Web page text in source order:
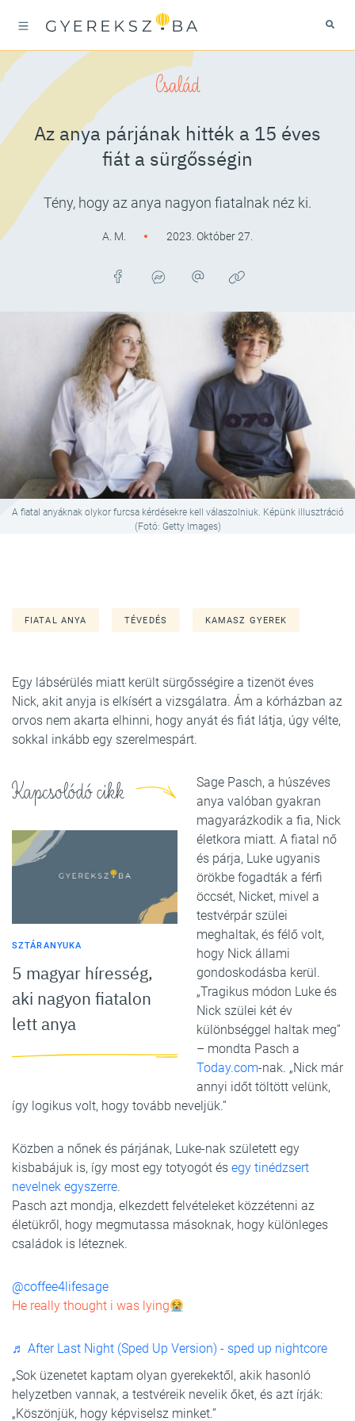
Család
Az anya párjának hitték a 15 éves
fiát a sürgősségin
Tény, hogy az anya nagyon fiatalnak néz ki.
A. M. 2023. Október 27.
A fiatal anyáknak olykor furcsa kérdésekre kell válaszolniuk. Képünk illusztráció
(Fotó: Getty Images)
FIATAL ANYA TÉVEDÉS KAMASZ GYEREK
Egy lábsérülés miatt került sürgősségire a tizenöt éves
Nick, akit anyja is elkísért a vizsgálatra. Ám a kórházban az
orvos nem akarta elhinni, hogy anyát és fiát látja, úgy vélte,
sokkal inkább egy szerelmespárt.
Kapcsolódó cikk
SZTÁRANYUKA
5 magyar híresség,
aki nagyon fiatalon
lett anya
Sage Pasch, a húszéves
anya valóban gyakran
magyarázkodik a fia, Nick
életkora miatt. A fiatal nő
és párja, Luke ugyanis
örökbe fogadták a férfi
öccsét, Nicket, mivel a
testvérpár szülei
meghaltak, és félő volt,
hogy Nick állami
gondoskodásba kerül.
„Tragikus módon Luke és
Nick szülei két év
különbséggel haltak meg”
– mondta Pasch a
Today.com-nak. „Nick már
annyi időt töltött velünk,
így logikus volt, hogy tovább neveljük.”
Közben a nőnek és párjának, Luke-nak született egy
kisbabájuk is, így most egy totyogót és egy tinédzsert
nevelnek egyszerre.
Pasch azt mondja, elkezdett felvételeket közzétenni az
életükről, hogy megmutassa másoknak, hogy különleges
családok is léteznek.
@coffee4lifesage
He really thought i was lying
♬ After Last Night (Sped Up Version) - sped up nightcore
„Sok üzenetet kaptam olyan gyerekektől, akik hasonló
helyzetben vannak, a testvéreik nevelik őket, és azt írják:
„Köszönjük, hogy képviselsz minket.”